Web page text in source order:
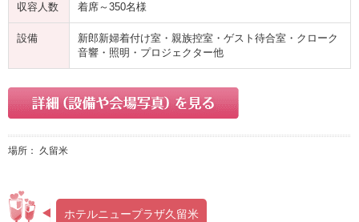
収容人数 着席～350名様
設備
新郎新婦着付け室・親族控室・ゲスト待合室・クローク
音響・照明・プロジェクター他
場所： 久留米
ホテルニュープラザ久留米